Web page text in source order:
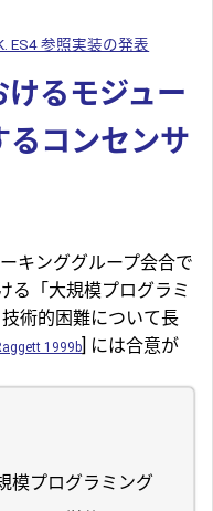
ES4 参照実装の発表
るモジュー
るコンセンサ
キンググループ会合で
る「大規模プログラミ
術的困難について長
1999b] には合意が
模プログラミング